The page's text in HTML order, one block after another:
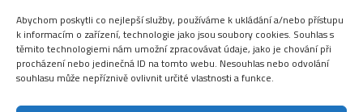
Abychom poskytli co nejlepší služby, používáme k ukládání a/nebo přístupu
k informacím o zařízení, technologie jako jsou soubory cookies. Souhlas s
těmito technologiemi nám umožní zpracovávat údaje, jako je chování při
procházení nebo jedinečná ID na tomto webu. Nesouhlas nebo odvolání
souhlasu může nepříznivě ovlivnit určité vlastnosti a funkce.
Výstavy ABS